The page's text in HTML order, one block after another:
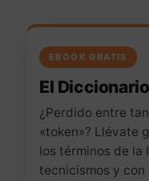
EBOOK GRATIS
El
¿Perdido entre
«token»? Llévate
los términos de la
tecnicismos y con